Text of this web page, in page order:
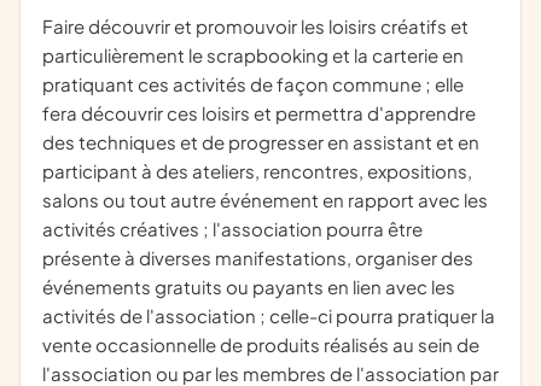
faire découvrir et promouvoir les loisirs créatifs et
particulièrement le scrapbooking et la carterie en
pratiquant ces activités de façon commune ; elle
fera découvrir ces loisirs et permettra d'apprendre
des techniques et de progresser en assistant et en
participant à des ateliers, rencontres, expositions,
salons ou tout autre événement en rapport avec les
activités créatives ; l'association pourra être
présente à diverses manifestations, organiser des
événements gratuits ou payants en lien avec les
activités de l'association ; celle-ci pourra pratiquer la
vente occasionnelle de produits réalisés au sein de
l'association ou par les membres de l'association par